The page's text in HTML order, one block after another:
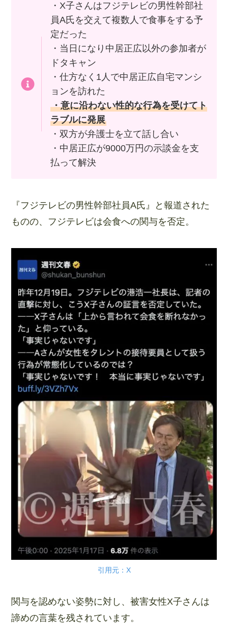
・X子さんはフジテレビの男性幹部社
員A氏を交えて複数人で食事をする予
定だった
・当日になり中居正広以外の参加者が
ドタキャン
・仕方なく1人で中居正広自宅マンシ
ョンを訪れた
・意に沿わない性的な行為を受けてト
ラブルに発展
・双方が弁護士を立て話し合い
・中居正広が9000万円の示談金を支
払って解決
『フジテレビの男性幹部社員A氏』と報道された
ものの、フジテレビは会食への関与を否定。
引用元：X
関与を認めない姿勢に対し、被害女性X子さんは
諦めの言葉を残されています。